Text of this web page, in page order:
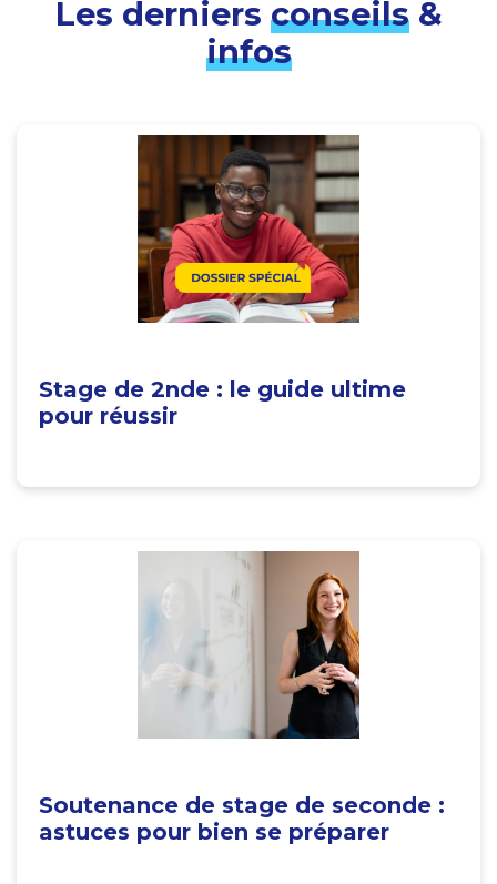
Les derniers conseils&
infos
Stage de 2nde : le guide ultime
pour réussir
Soutenance de stage de seconde :
astuces pour bien se préparer